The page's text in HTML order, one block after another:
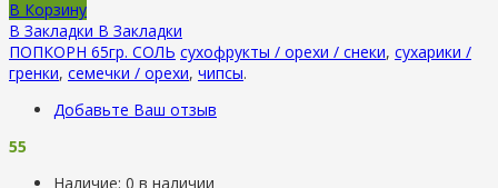
В Корзину
В Закладки В Закладки
ПОПКОРН 65гр. СОЛЬ сухофрукты / орехи / снеки, сухарики /
гренки, семечки / орехи, чипсы.
Добавьте Ваш отзыв
55
Наличие: 0 в наличии